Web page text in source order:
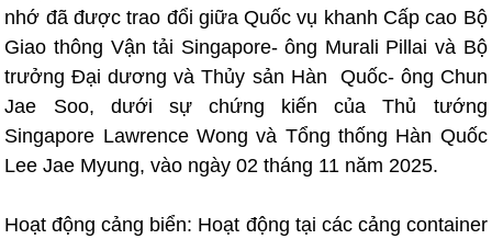
nhớ đã được trao đổi giữa Quốc vụ khanh Cấp cao Bộ
Giao thông Vận tải Singapore- ông Murali Pillai và Bộ
trưởng Đại dương và Thủy sản Hàn Quốc- ông Chun
Jae Soo, dưới sự chứng kiến của Thủ tướng
Singapore Lawrence Wong và Tổng thống Hàn Quốc
Lee Jae Myung, vào ngày 02 tháng 11 năm 2025.
Hoạt động cảng biển: Hoạt động tại các cảng container